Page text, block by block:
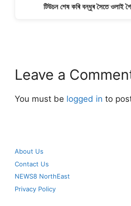
টিউচন শেষ কৰি বন্ধুৰ সৈতে ওলাই
Leave a
You must be logged in to
About Us
Contact Us
NEWS8 NorthEast
Privacy Policy